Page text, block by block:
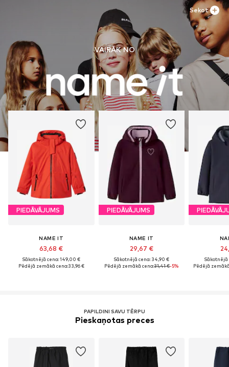
VAIRĀK NO
PIEDĀVĀJUMS
NAME IT
63,68 €
Sākotnējā cena: 149,00 €
Pēdējā zemākā cena:33,96 €
PIEDĀVĀJUMS
NAME IT
29,67 €
Sākotnējā cena: 34,90 €
Pēdējā zemākā cena:31,41 €-5%
Sākotnējā
Pēdējā
Sekot
PAPILDINI SAVU TĒRPU
Pieskaņotas preces